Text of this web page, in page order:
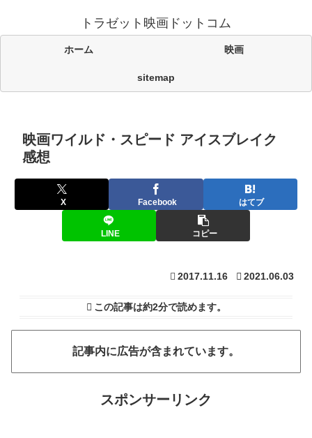
トラゼット映画ドットコム
ホーム 映画
sitemap
映画ワイルド・スピード アイスブレイク
感想
X Facebook はてブ
LINE コピー
2017.11.16 2021.06.03
この記事は約2分で読めます。
記事内に広告が含まれています。
スポンサーリンク